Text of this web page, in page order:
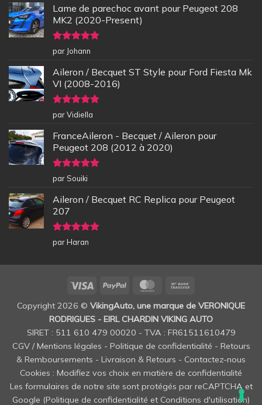
Lame de parechoc avant pour Peugeot 208
MK2 (2020-Present)
Note5sur
5
par Johann
Aileron / Becquet ST Style pour Ford Fiesta Mk
VI (2008-2016)
Note5sur
5
par Vidiella
FranceAileron - Becquet / Aileron pour
Peugeot 208 (2012 à 2020)
Note5sur
5
par Souiki
Aileron / Becquet RC Replica pour Peugeot
207
Note5sur
5
par Haran
Visa PayPal MasterCard
Copyright 2026 © VikingAuto, une marque de VERONIQUE
RODRIGUES - EIRL CHARDIN VIKING AUTO
SIRET : 511 610 479 00020 - TVA : FR61511610479
CGV / Mentions légales - Politique de confidentialité - Retours
& Remboursements - Livraison & Retours - Contactez-nous
Cookies : Modifiez vos choix en matière de confidentialité
Les formulaires de notre site sont protégés par reCAPTCHA et
Google (Politique de confidentialité et Conditions d'utilisation)